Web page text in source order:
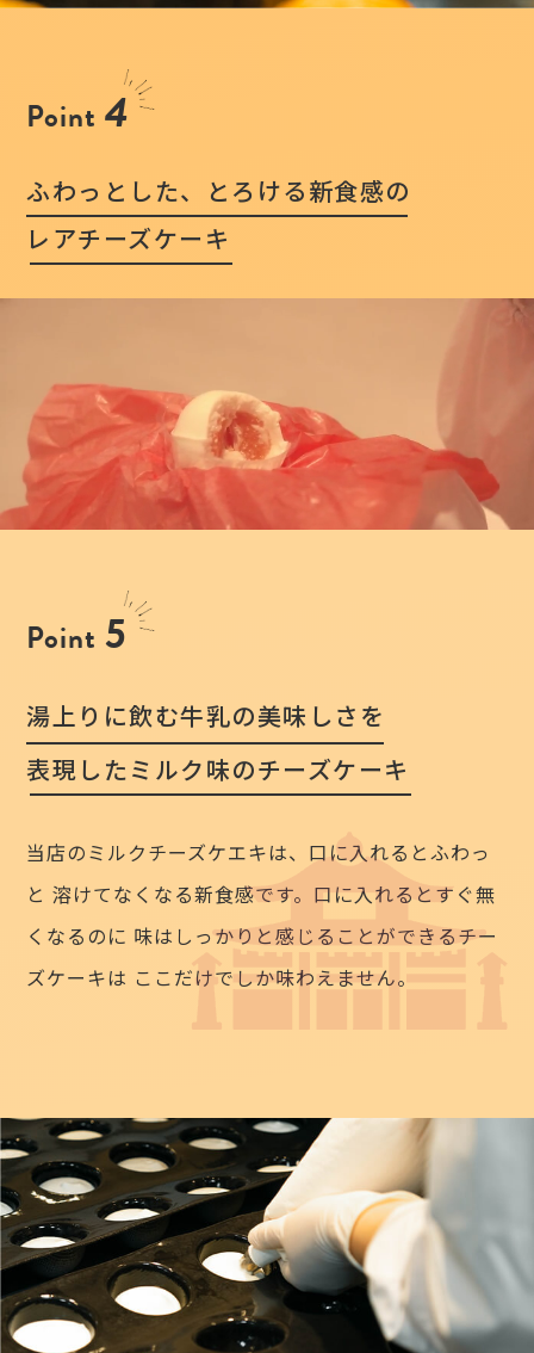
Point4
ふわっとした、とろける新食感の
レアチーズケーキ
Point 5
湯上りに飲む牛乳の美味しさを
表現したミルク味のチーズケーキ
当店のミルクチーズケエキは、口に入れるとふわっ
と 溶けてなくなる新食感です。口に入れるとすぐ無
くなるのに 味はしっかりと感じることができるチー
ズケーキは ここだけでしか味わえません。